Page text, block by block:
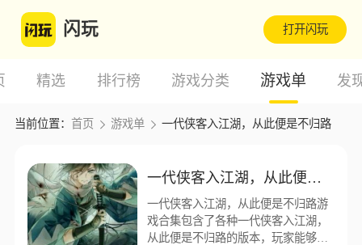
闪玩 打开闪玩
精选 排行榜 游戏分类 游戏单 发
当前位置： 首页 游戏单 一代侠客入江湖，从此便是不归路
一代侠客入江湖，从此便是不归路
一代侠客入江湖，从此便是不归路游
戏合集包含了各种一代侠客入江湖，
从此便是不归路的版本，玩家能够在